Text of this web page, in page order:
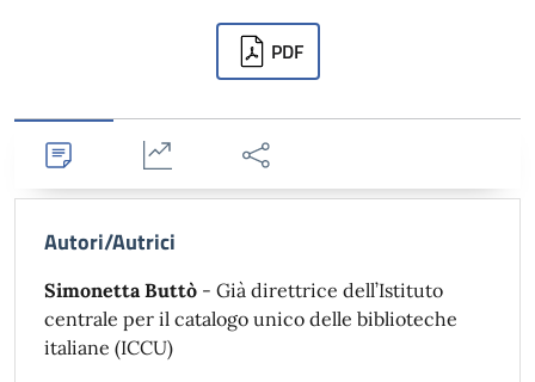
PDF
Dettagli Statistiche Condividi
Autori/Autrici
Simonetta Buttò - Già direttrice dell’Istituto
centrale per il catalogo unico delle biblioteche
italiane (ICCU)